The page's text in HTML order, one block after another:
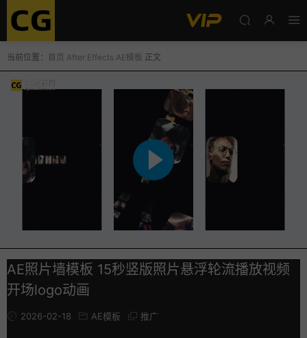
当前位置： 首页 After Effects AE模板 正文
AE照片墙模板 15秒竖版照片悬浮轮流播放视频
开场logo动画
2026-02-18 AE模板 推广